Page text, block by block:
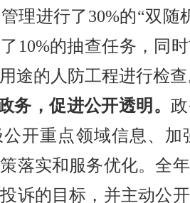
理进行了30%的“双随
10%的抽查任务，同
途的人防工程进行检
务，促进公开透明。
开重点领域信息、
落实和服务优化。全
诉的目标，并主动公